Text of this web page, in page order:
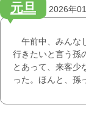
元旦 2026年
午前中、みんな
行きたいと言う孫
とあって、来客少
った。ほんと、孫